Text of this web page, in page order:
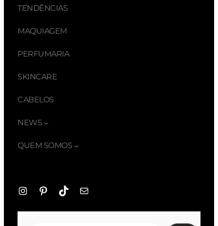
TENDÊNCIAS
MAQUIAGEM
PERFUMARIA
SKINCARE
CABELOS
NEWS
QUEM SOMOS
InstagramPinterestTikTokE-